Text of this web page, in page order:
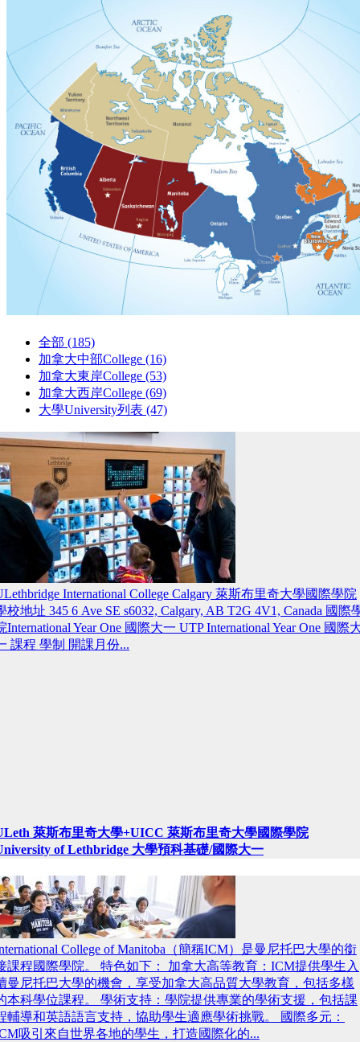
全部 (185)
加拿大中部College (16)
加拿大東岸College (53)
加拿大西岸College (69)
大學University列表 (47)
International College Calgary 萊斯布里奇大學國際學院
校地址 345 6 Ave SE s6032, Calgary, AB T2G 4V1, Canada 國際
International Year One 國際大一 UTP International Year One 國際
課程 學制 開課月份...
萊斯布里奇大學+UICC 萊斯布里奇大學國際學院
of Lethbridge 大學預科基礎/國際大一
College of Manitoba（簡稱ICM）是曼尼托巴大學的銜
課程國際學院。 特色如下： 加拿大高等教育：ICM提供學生入
曼尼托巴大學的機會，享受加拿大高品質大學教育，包括多樣
本科學位課程。 學術支持：學院提供專業的學術支援，包括課
輔導和英語語言支持，協助學生適應學術挑戰。 國際多元：
吸引來自世界各地的學生，打造國際化的...